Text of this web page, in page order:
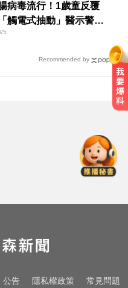
病毒流行！1歲童反覆
「觸電式抽動」醫示警：
是重症
5
Recommended by
學防跌運動
員 黎彼得病
公告 隱私權政策 常見問題